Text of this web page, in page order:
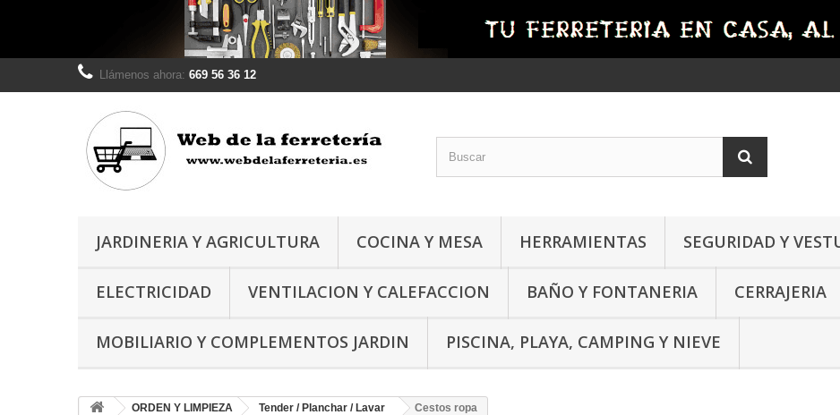
Llámenos ahora: 669 56 36 12
JARDINERIA Y AGRICULTURA COCINA Y MESA HERRAMIENTAS SEGURIDAD Y
ELECTRICIDAD VENTILACION Y CALEFACCION BAÑO Y FONTANERIA CERRAJERIA
MOBILIARIO Y COMPLEMENTOS JARDIN PISCINA, PLAYA, CAMPING Y NIEVE
ORDEN Y LIMPIEZA Tender / Planchar / Lavar Cestos ropa